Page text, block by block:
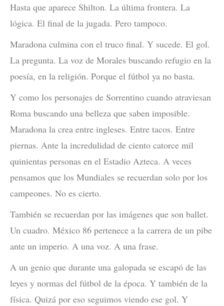
Hasta que aparece Shilton. La última frontera. La
lógica. El final de la jugada. Pero tampoco.
Maradona culmina con el truco final. Y sucede. El gol.
La pregunta. La voz de Morales buscando refugio en la
poesía, en la religión. Porque el fútbol ya no basta.
Y como los personajes de Sorrentino cuando atraviesan
Roma buscando una belleza que saben imposible.
Maradona la crea entre ingleses. Entre tacos. Entre
piernas. Ante la incredulidad de ciento catorce mil
quinientas personas en el Estadio Azteca. A veces
pensamos que los Mundiales se recuerdan solo por los
campeones. No es cierto.
También se recuerdan por las imágenes que son ballet.
Un cuadro. México 86 pertenece a la carrera de un pibe
ante un imperio. A una voz. A una frase.
A un genio que durante una galopada se escapó de las
leyes y normas del fútbol de la época. Y también de la
física. Quizá por eso seguimos viendo ese gol. Y